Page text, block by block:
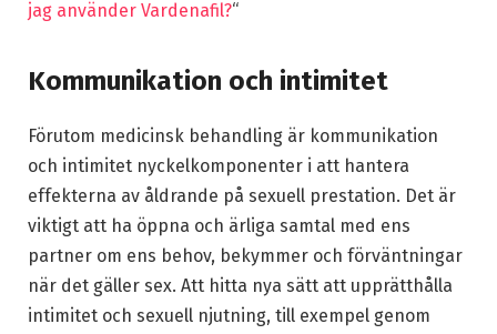
jag använder Vardenafil?“
Kommunikation och intimitet
Förutom medicinsk behandling är kommunikation
och intimitet nyckelkomponenter i att hantera
effekterna av åldrande på sexuell prestation. Det är
viktigt att ha öppna och ärliga samtal med ens
partner om ens behov, bekymmer och förväntningar
när det gäller sex. Att hitta nya sätt att upprätthålla
intimitet och sexuell njutning, till exempel genom